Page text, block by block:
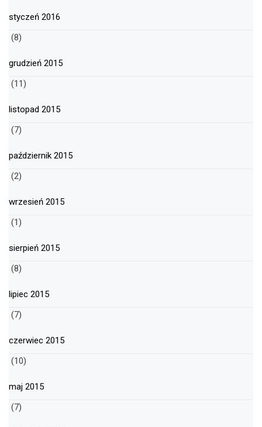
styczeń 2016
(8)
grudzień 2015
(11)
listopad 2015
(7)
październik 2015
(2)
wrzesień 2015
(1)
sierpień 2015
(8)
lipiec 2015
(7)
czerwiec 2015
(10)
maj 2015
(7)